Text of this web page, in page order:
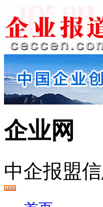
企业网
中企报盟